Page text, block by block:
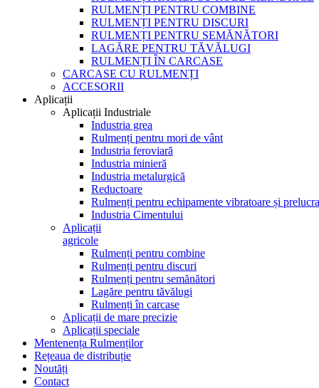
RULMENȚI PENTRU COMBINE
RULMENȚI PENTRU DISCURI
RULMENȚI PENTRU SEMĂNĂTORI
LAGĂRE PENTRU TĂVĂLUGI
RULMENȚI ÎN CARCASE
CARCASE CU RULMENȚI
ACCESORII
Aplicații
Aplicații Industriale
Industria grea
Rulmenți pentru mori de vânt
Industria feroviară
Industria minieră
Industria metalurgică
Reductoare
Rulmenți pentru echipamente vibratoare și
Industria Cimentului
Aplicații
agricole
Rulmenți pentru combine
Rulmenți pentru discuri
Rulmenți pentru semănători
Lagăre pentru tăvălugi
Rulmenți în carcase
Aplicații de mare precizie
Aplicații speciale
Mentenența Rulmenților
Rețeaua de distribuție
Noutăți
Contact